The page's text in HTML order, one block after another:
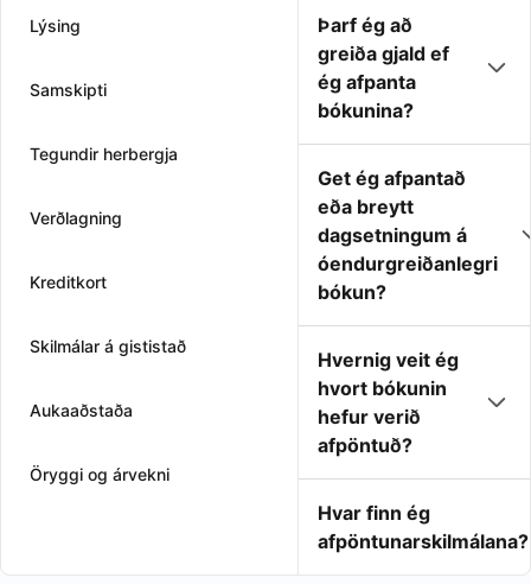
Lýsing
Samskipti
Tegundir herbergja
Verðlagning
Kreditkort
Skilmálar á gististað
Aukaaðstaða
Öryggi og árvekni
Þarf ég að
greiða gjald ef
ég afpanta
bókunina?
Get ég afpantað
eða breytt
dagsetningum á
óendurgreiðanlegri
bókun?
Hvernig veit ég
hvort bókunin
hefur verið
afpöntuð?
Hvar finn ég
afpöntunarskilmálana?